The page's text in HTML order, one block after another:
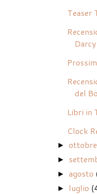
Teaser
del
Libri in
Clock
►ottobre
►
►agosto
► luglio